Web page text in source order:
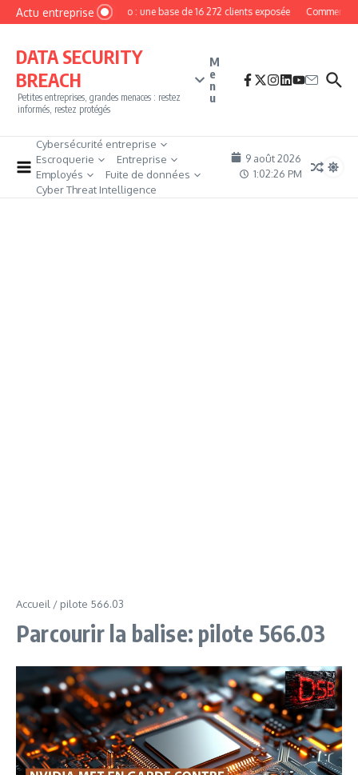
Aller au contenu
Actu entrepriseMyPhoto : une base de 16 272 clients exposée Comment
DATA SECURITY
BREACH
Petites entreprises, grandes menaces : restez
informés, restez protégés
M
e
n
u
Cybersécurité entreprise
Escroquerie
Entreprise
Employés
Fuite de données
Cyber Threat Intelligence
9 août 2026
1:02:26 PM
Accueil / pilote 566.03
Parcourir la balise: pilote 566.03